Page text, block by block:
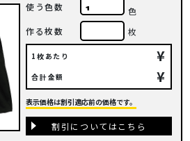
使う色数
色
作る枚数
枚
1枚あたり ¥
合計金額 ¥
表示価格は割引適応前の価格です。
割引についてはこちら